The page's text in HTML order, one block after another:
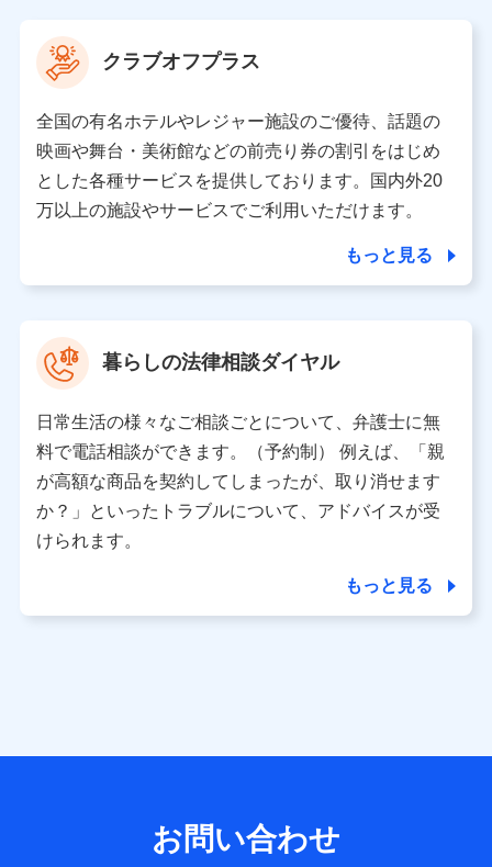
当社は利用目的の達成に必要な範囲内において個人情報
の取り扱いの全部または一部を委託する場合がありま
す。
個人データの共同利用
当社は株式会社NTTドコモとの間で、以下のとおり個
人データを共同利用します。
氏名、電話番号、メールアドレス、お客さまの識別子、属
性、連絡先、dポイントサービスのご利用に関する情報。例
として、dポイントカード番号、性別、年齢、家族構成、住
所、dポイント残高、dポイント利用履歴などが含まれます。
利用情報
当社又は株式会社NTTドコモが提供する各種サービスなどの
ご契約・ご利用などに関する情報。例として、当社又は株式
会社NTTドコモが提供する各種サービスのご契約状態・ご利
用履歴インターネット利用時の行動に関する情報、アプリケ
ーション利用時の行動に関する情報、購入されたサービスや
当社又は株式会社NTTドコモが提供する保険関連サービスに
送信履歴などの情報）が含まれます。
クラブオフプラス
全国の有名ホテルやレジャー施設のご優待、話題の
映画や舞台・美術館などの前売り券の割引をはじめ
とした各種サービスを提供しております。国内外20
万以上の施設やサービスでご利用いただけます。
もっと見る
暮らしの法律相談ダイヤル
日常生活の様々なご相談ごとについて、弁護士に無
料で電話相談ができます。（予約制） 例えば、「親
が高額な商品を契約してしまったが、取り消せます
か？」といったトラブルについて、アドバイスが受
けられます。
もっと見る
お問い合わせ